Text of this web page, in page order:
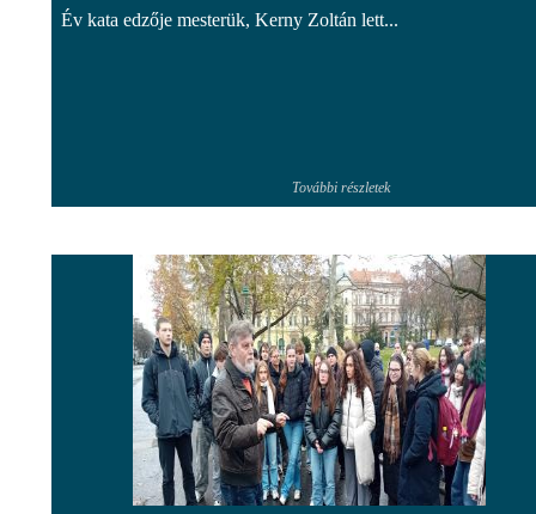
Év kata edzője mesterük, Kerny Zoltán lett...
További részletek